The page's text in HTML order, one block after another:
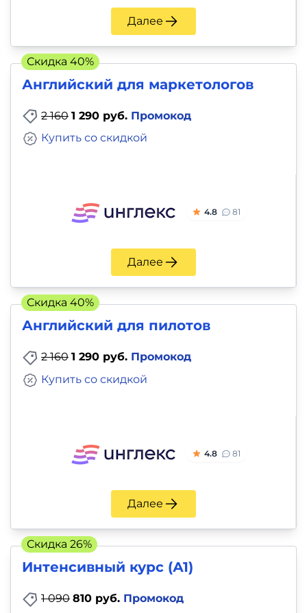
Далее
Английский для маркетологов
2 160 1 290 руб. Промокод
Купить со скидкой
4.8 81
Далее
Скидка 40%
Английский для пилотов
2 160 1 290 руб. Промокод
Купить со скидкой
4.8 81
Далее
Скидка 40%
Интенсивный курс (А1)
1 090 810 руб. Промокод
Скидка 26%